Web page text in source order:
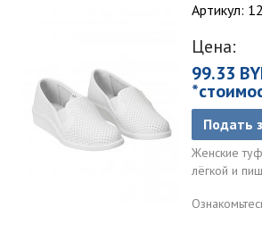
Артикул:
Цена:
99.33
Подать
Женские
лёгкой и